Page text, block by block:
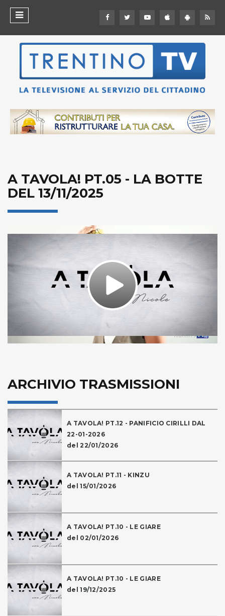
A TAVOLA! PT.05 - LA BOTTE
DEL 13/11/2025
Play
Video
ARCHIVIO TRASMISSIONI
A TAVOLA! PT.12 - PANIFICIO CIRILLI DAL
22-01-2026
del 22/01/2026
A TAVOLA! PT.11 - KINZU
del 15/01/2026
A TAVOLA! PT.10 - LE GIARE
del 02/01/2026
A TAVOLA! PT.10 - LE GIARE
del 19/12/2025